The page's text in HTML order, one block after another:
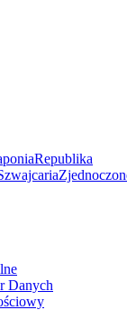
Republika
Danych